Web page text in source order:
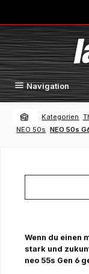
Zum Hauptinhalt
Navigation
Kategorien
NEO 50s NEO 50s
Wenn du einen
stark und
neo 55s Gen 6